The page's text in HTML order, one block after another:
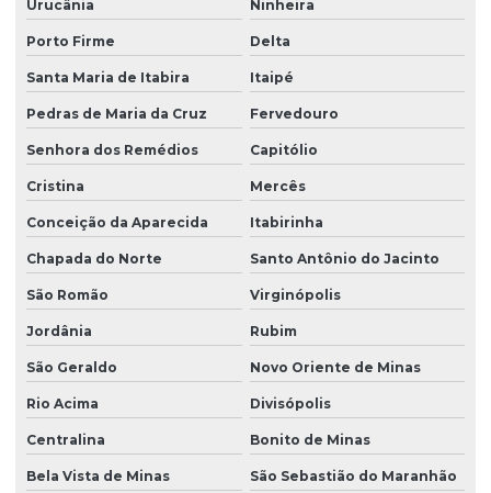
Urucânia Ninheira
Porto Firme Delta
Santa Maria de Itabira Itaipé
Pedras de Maria da Cruz Fervedouro
Senhora dos Remédios Capitólio
Cristina Mercês
Conceição da Aparecida Itabirinha
Chapada do Norte Santo Antônio do Jacinto
São Romão Virginópolis
Jordânia Rubim
São Geraldo Novo Oriente de Minas
Rio Acima Divisópolis
Centralina Bonito de Minas
Bela Vista de Minas São Sebastião do Maranhão